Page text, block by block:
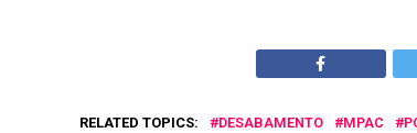
RELATED TOPICS: DESABAMENTO MPAC